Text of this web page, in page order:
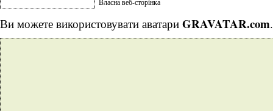
Ви можете використовувати аватари GRAVATAR.com.